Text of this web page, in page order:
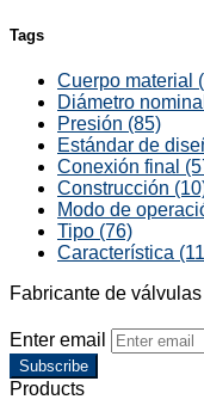
Tags
Cuerpo material
Diámetro
Presión (85)
Estándar de
Conexión final
Construcción
Modo de
Tipo (76)
Característica
Fabricante de
Enter email
Subscribe
Products